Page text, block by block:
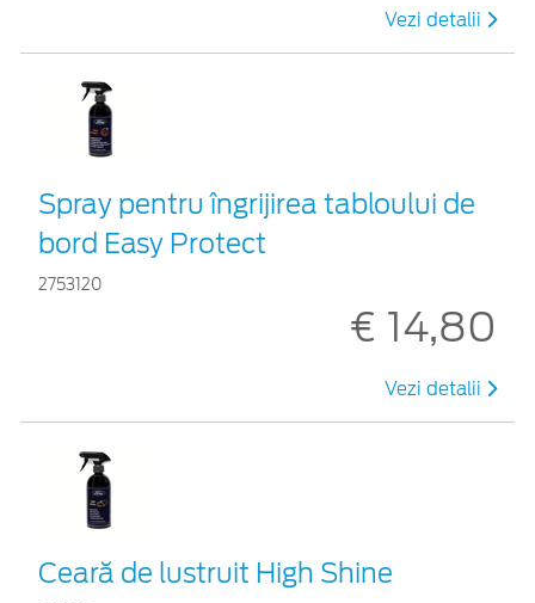
Vezi detalii
Spray pentru îngrijirea tabloului de
bord Easy Protect
2753120
€ 14,80
Vezi detalii
Ceară de lustruit High Shine